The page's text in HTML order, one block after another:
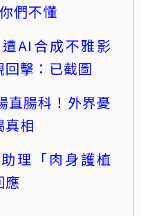
們不懂
AI合成不雅影
擊：已截圖
直腸科！外界憂
相
理「肉身護植
應